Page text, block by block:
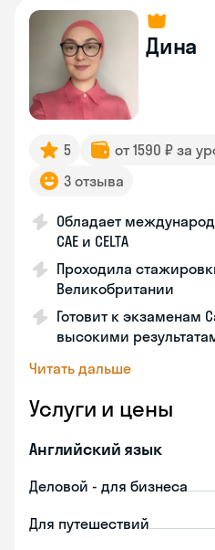
Дина
5 от 1590 ₽ за
3 отзыва
Обладает
CAE и CELTA
Проходила
Великобритании
Готовит к экзаменам
высокими
Читать дальше
Услуги и цены
Английский язык
Деловой - для бизнеса
Для путешествий